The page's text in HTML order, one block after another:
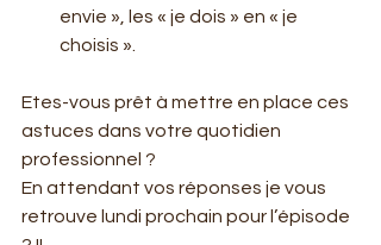
envie », les « je dois » en « je
choisis ».
Etes-vous prêt à mettre en place ces
astuces dans votre quotidien
professionnel ?
En attendant vos réponses je vous
retrouve lundi prochain pour l’épisode